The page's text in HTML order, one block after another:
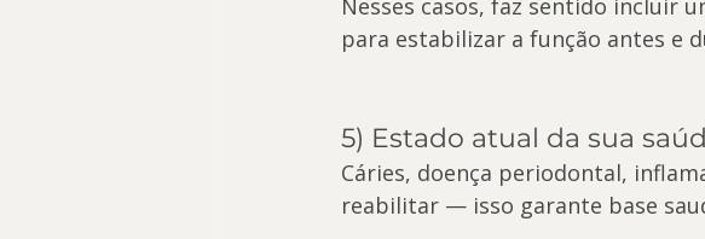
Nesses casos, faz sentido incluir
para estabilizar a função antes e
5) Estado atual da sua
Cáries, doença periodontal,
reabilitar — isso garante base